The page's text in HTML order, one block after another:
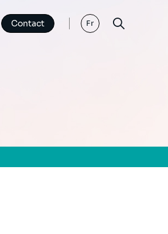
Contact Fr